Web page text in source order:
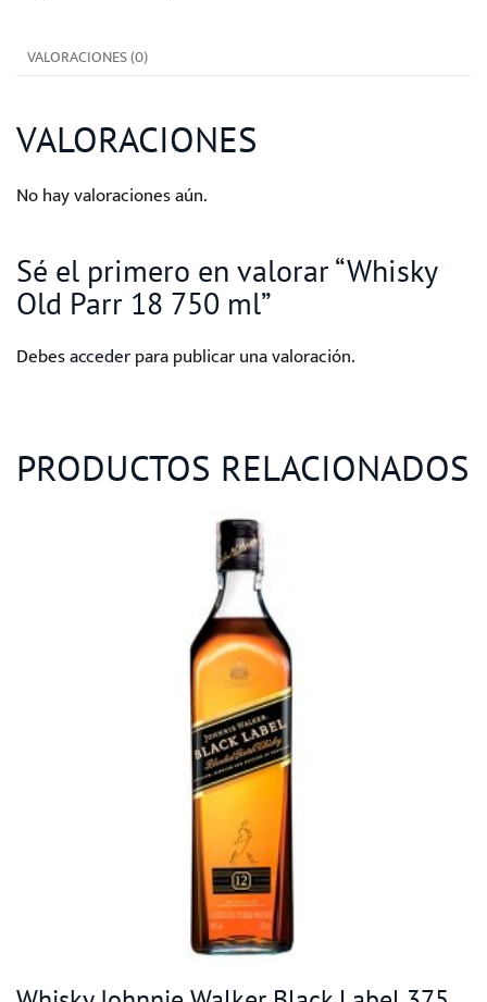
cantidad
VALORACIONES (0)
VALORACIONES
No hay valoraciones aún.
Sé el primero en valorar “Whisky
Old Parr 18 750 ml”
Debesaccederpara publicar una valoración.
PRODUCTOS RELACIONADOS